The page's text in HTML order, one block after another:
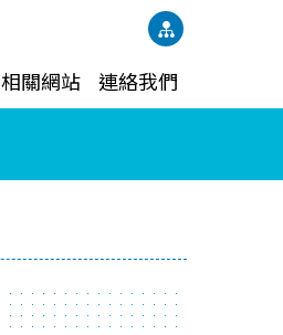
相關網站 連絡我們